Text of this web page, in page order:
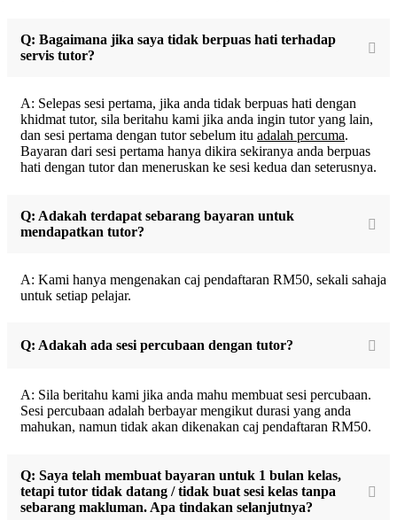
Q: Bagaimana jika saya tidak berpuas hati terhadap
servis tutor?
A: Selepas sesi pertama, jika anda tidak berpuas hati dengan
khidmat tutor, sila beritahu kami jika anda ingin tutor yang lain,
dan sesi pertama dengan tutor sebelum itu adalah percuma.
Bayaran dari sesi pertama hanya dikira sekiranya anda berpuas
hati dengan tutor dan meneruskan ke sesi kedua dan seterusnya.
Q: Adakah terdapat sebarang bayaran untuk
mendapatkan tutor?
A: Kami hanya mengenakan caj pendaftaran RM50, sekali sahaja
untuk setiap pelajar.
Q: Adakah ada sesi percubaan dengan tutor?
A: Sila beritahu kami jika anda mahu membuat sesi percubaan.
Sesi percubaan adalah berbayar mengikut durasi yang anda
mahukan, namun tidak akan dikenakan caj pendaftaran RM50.
Q: Saya telah membuat bayaran untuk 1 bulan kelas,
tetapi tutor tidak datang / tidak buat sesi kelas tanpa
sebarang makluman. Apa tindakan selanjutnya?